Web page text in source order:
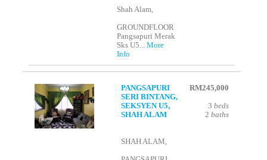
Shah Alam,
GROUNDFLOOR
Pangsapuri Merak
Sks U5...More
Info
PANGSAPURI
SERI BINTANG,
SEKSYEN U5,
SHAH ALAM
SHAH ALAM,
RM245,000
3 beds
2 baths